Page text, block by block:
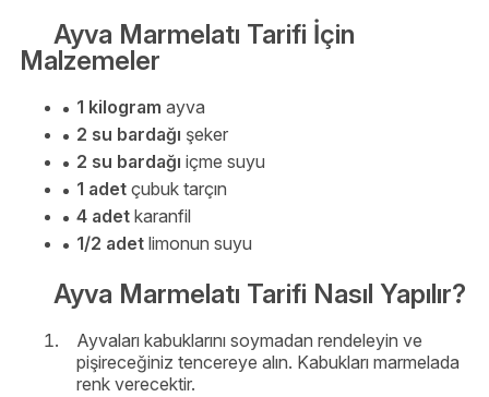
Ayva Marmelatı Tarifi İçin
Malzemeler
1 kilogram ayva
2 su bardağı şeker
2 su bardağı içme suyu
1 adet çubuk tarçın
4 adet karanfil
1/2 adet limonun suyu
Ayva Marmelatı Tarifi Nasıl Yapılır?
Ayvaları kabuklarını soymadan rendeleyin ve
pişireceğiniz tencereye alın. Kabukları marmelada
renk verecektir.